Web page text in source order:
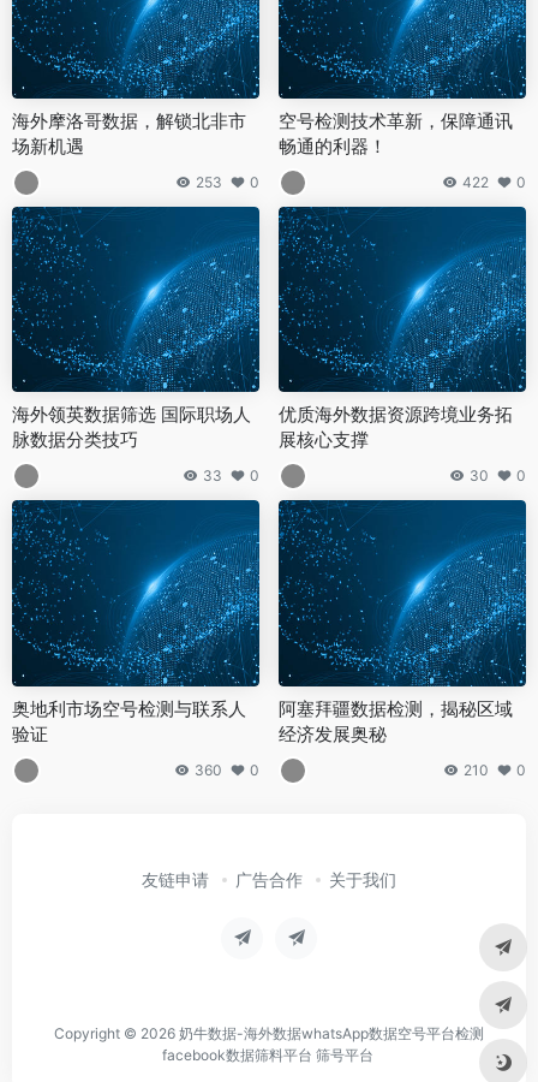
海外摩洛哥数据，解锁北非市
场新机遇
253 0
空号检测技术革新，保障通讯
畅通的利器！
422 0
海外领英数据筛选 国际职场人
脉数据分类技巧
33 0
优质海外数据资源跨境业务拓
展核心支撑
30 0
奥地利市场空号检测与联系人
验证
360 0
阿塞拜疆数据检测，揭秘区域
经济发展奥秘
210 0
友链申请 广告合作 关于我们
Copyright © 2026 奶牛数据-海外数据whatsApp数据空号平台检测
facebook数据筛料平台 筛号平台